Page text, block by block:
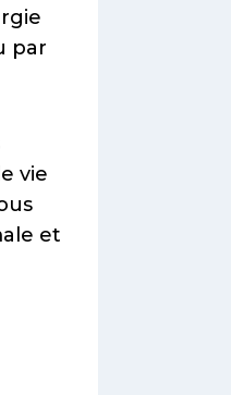
par
vie
et